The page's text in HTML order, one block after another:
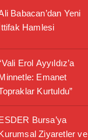
Babacan’dan Yeni
Hamlesi
Erol Ayyıldız’a
Emanet
Kurtuldu”
Bursa’ya
Ziyaretler ve